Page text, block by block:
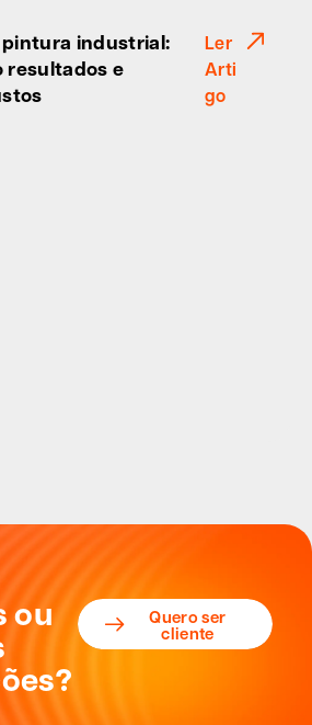
industrial:
resultados e
Ler
Arti
go
ou Quero ser
cliente